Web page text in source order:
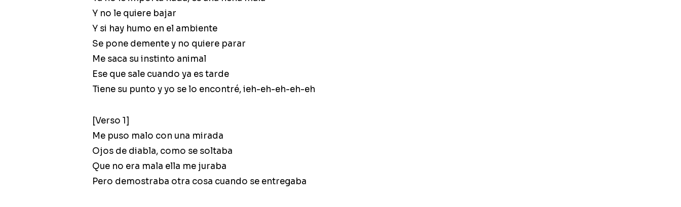
Y no le quiere bajar
Y si hay humo en el ambiente
Se pone demente y no quiere parar
Me saca su instinto animal
Ese que sale cuando ya es tarde
Tiene su punto y yo se lo encontré, ieh-eh-eh-eh-eh
[Verso 1]
Me puso malo con una mirada
Ojos de diabla, como se soltaba
Que no era mala ella me juraba
Pero demostraba otra cosa cuando se entregaba